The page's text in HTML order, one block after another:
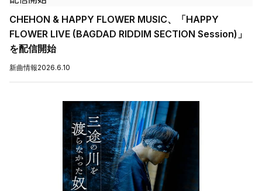
CHEHON & HAPPY FLOWER MUSIC、「HAPPY
FLOWER LIVE (BAGDAD RIDDIM SECTION Session)」
を配信開始
新曲情報2026.6.10